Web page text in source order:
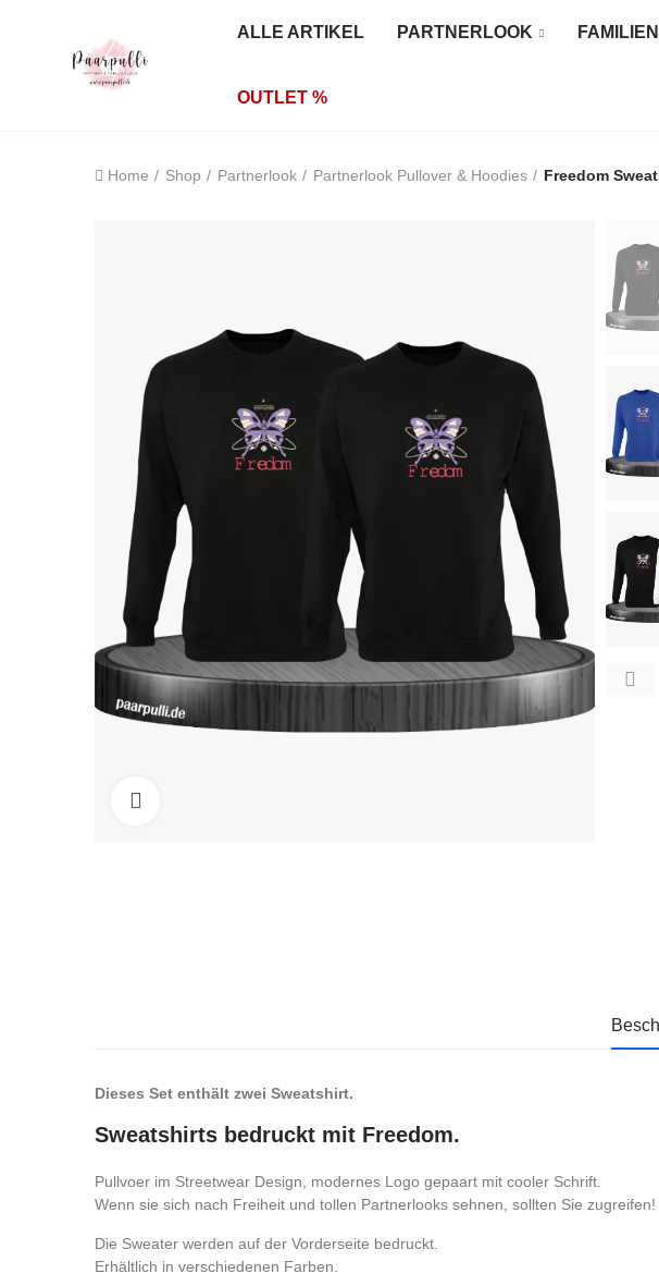
ALLE ARTIKEL PARTNERLOOK
OUTLET %
Home Shop Partnerlook Partnerlook Pullover & Hoodies Freedom
Dieses Set enthält zwei Sweatshirt.
Sweatshirts bedruckt mit Freedom.
Pullvoer im Streetwear Design, modernes Logo gepaart mit cooler Schrift.
Wenn sie sich nach Freiheit und tollen Partnerlooks sehnen, sollten Sie zugreifen!
Die Sweater werden auf der Vorderseite bedruckt.
Erhältlich in verschiedenen Farben.